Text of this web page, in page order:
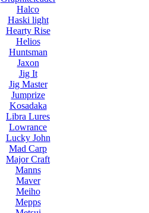
Halco
Haski light
Hearty Rise
Helios
Huntsman
Jaxon
Jig It
Jig Master
Jumprize
Kosadaka
Libra Lures
Lowrance
Lucky John
Mad Carp
Major Craft
Manns
Maver
Meiho
Mepps